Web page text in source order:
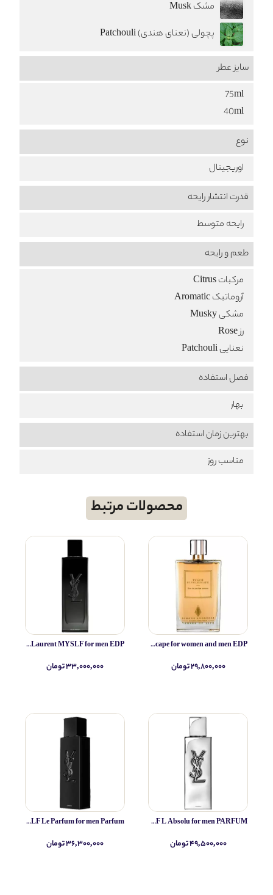
مشک Musk
پچولی (نعنای هندی) Patchouli
سایز عطر
75ml
40ml
نوع
اوریجینال
قدرت انتشار رایحه
رایحه متوسط
طعم‌ و رایحه
مرکبات Citrus
آروماتیک Aromatic
مشکی Musky
رز Rose
نعنایی Patchouli
فصل استفاده
بهار
بهترین زمان استفاده
مناسب روز
محصولات مرتبط
Simone Andreoli Tulum Junglescape for women and men EDP
۲۹,۸۰۰,۰۰۰ تومان
Yves Saint Laurent MYSLF L Absolu for men PARFUM
۴۹,۵۰۰,۰۰۰ تومان
Yves Saint Laurent MYSLF for men EDP
۳۳,۰۰۰,۰۰۰ تومان
Yves Saint Laurent MYSLF Le Parfum for men Parfum
۳۶,۳۰۰,۰۰۰ تومان